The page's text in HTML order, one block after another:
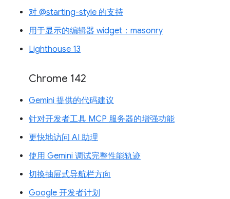
对 @starting-style 的支持
用于显示的编辑器 widget：masonry
Lighthouse 13
Chrome 142
Gemini 提供的代码建议
针对开发者工具 MCP 服务器的增强功能
更快地访问 AI 助理
使用 Gemini 调试完整性能轨迹
切换抽屉式导航栏方向
Google 开发者计划